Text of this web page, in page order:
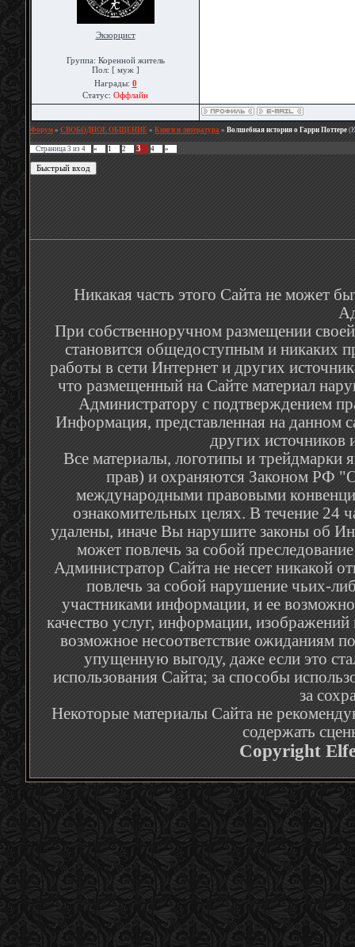
Экзорцист
Группа: Коренной житель
Пол: [ муж ]
Награды: 0
Статус: Оффлайн
Форум » СВОБОДНОЕ ОБЩЕНИЕ » Книги и литература » Волшебная история о Гарри Поттере
Страница 3 из 4 « 1 2 3 4 »
Никакая часть этого Сайта не может
При собственноручном размещении
становится общедоступным и никаких
работы в сети Интернет и других
что размещенный на Сайте материал
Администратору с подтверждением
Информация, представленная на данном
других
Все материалы, логотипы и трейдмарки
прав) и охраняются Законом РФ
международными правовыми
ознакомительных целях. В течение 24
удалены, иначе Вы нарушите законы об
может повлечь за собой
Администратор Сайта не несет никакой
повлечь за собой нарушение чьих-
участниками информации, и ее
качество услуг, информации,
возможное несоответствие ожиданиям
упущенную выгоду, даже если это
использования Сайта; за способы
за
Некоторые материалы Сайта не
содержать
Copyright